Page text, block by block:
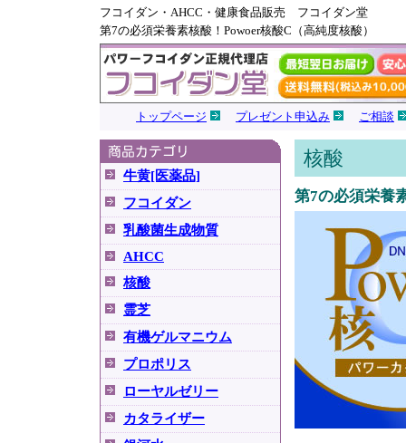
フコイダン・AHCC・健康食品販売 フコイダン堂
第7の必須栄養素核酸！Powoer核酸C（高純度核酸）
トップページ プレゼント申込み ご相談
牛黄[医薬品]
フコイダン
乳酸菌生成物質
AHCC
核酸
霊芝
有機ゲルマニウム
プロポリス
ローヤルゼリー
カタライザー
核酸
第7の必須栄養